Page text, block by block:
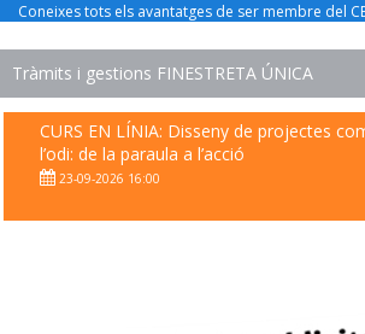
Coneixes tots els avantatges de ser membre del
CURS EN LÍNIA: Disseny de projectes
l’odi: de la paraula a l’acció
23-09-2026 16:00
Tràmits i gestions FINESTRETA ÚNICA